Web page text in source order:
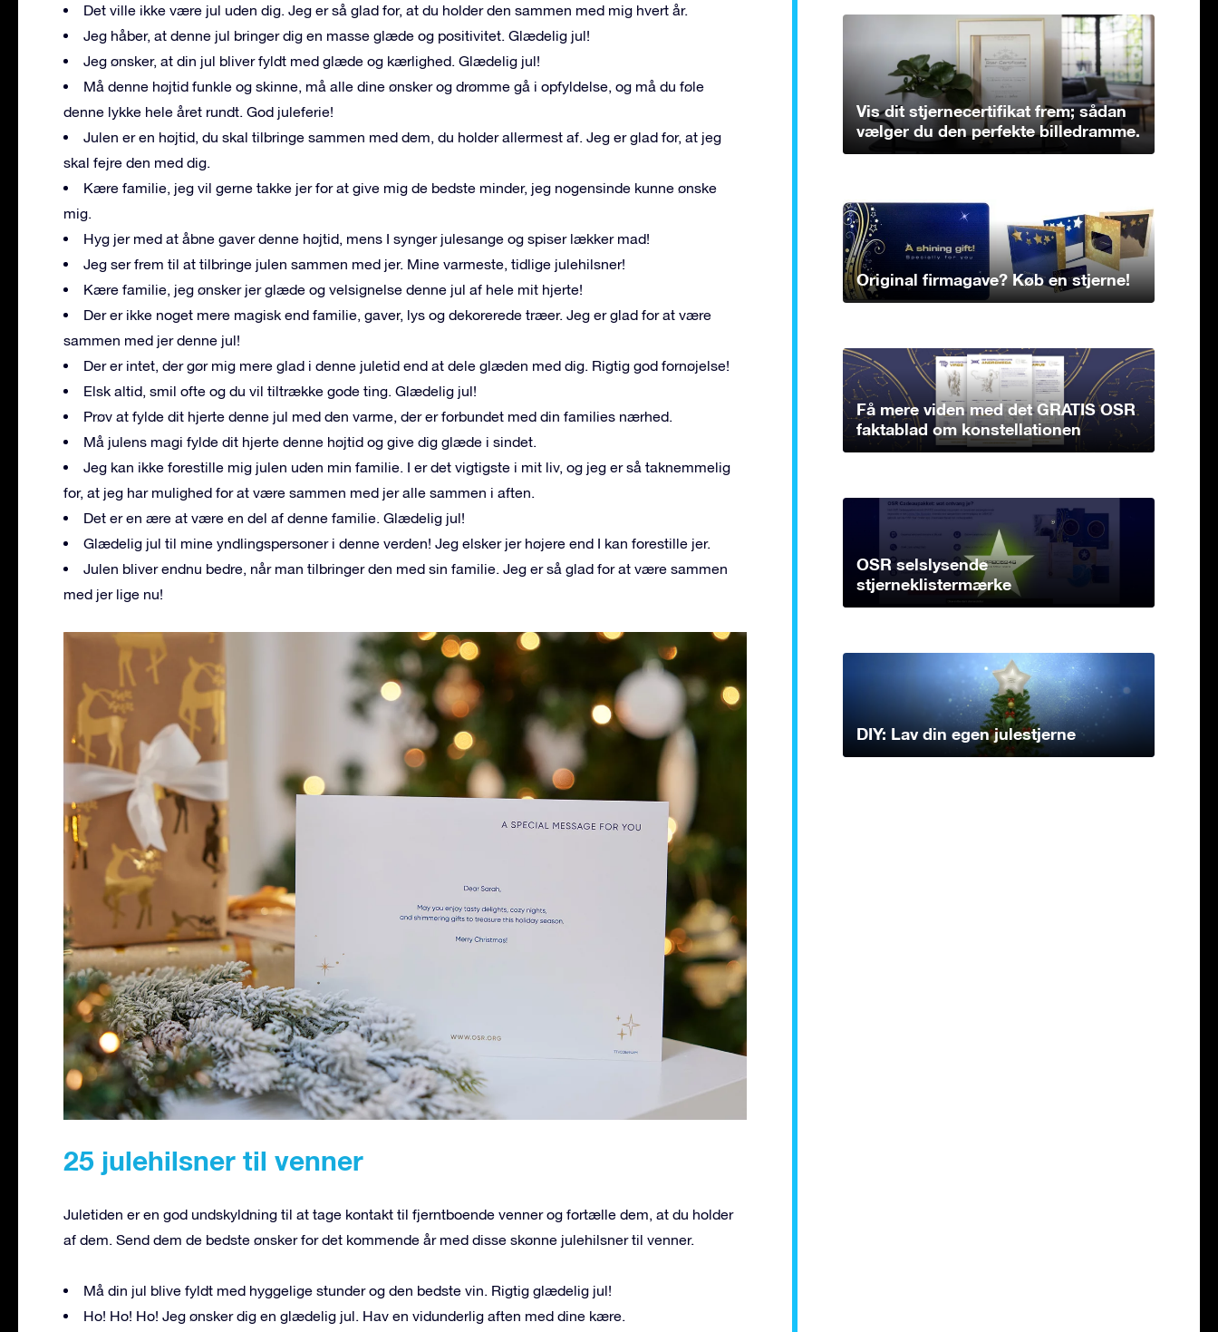
Det ville ikke være jul uden dig. Jeg er så glad for, at du holder den sammen med mig hvert år.
Jeg håber, at denne jul bringer dig en masse glæde og positivitet. Glædelig jul!
Jeg ønsker, at din jul bliver fyldt med glæde og kærlighed. Glædelig jul!
Må denne højtid funkle og skinne, må alle dine ønsker og drømme gå i opfyldelse, og må du føle
denne lykke hele året rundt. God juleferie!
Julen er en højtid, du skal tilbringe sammen med dem, du holder allermest af. Jeg er glad for, at jeg
skal fejre den med dig.
Kære familie, jeg vil gerne takke jer for at give mig de bedste minder, jeg nogensinde kunne ønske
mig.
Hyg jer med at åbne gaver denne højtid, mens I synger julesange og spiser lækker mad!
Jeg ser frem til at tilbringe julen sammen med jer. Mine varmeste, tidlige julehilsner!
Kære familie, jeg ønsker jer glæde og velsignelse denne jul af hele mit hjerte!
Der er ikke noget mere magisk end familie, gaver, lys og dekorerede træer. Jeg er glad for at være
sammen med jer denne jul!
Der er intet, der gør mig mere glad i denne juletid end at dele glæden med dig. Rigtig god fornøjelse!
Elsk altid, smil ofte og du vil tiltrække gode ting. Glædelig jul!
Prøv at fylde dit hjerte denne jul med den varme, der er forbundet med din families nærhed.
Må julens magi fylde dit hjerte denne højtid og give dig glæde i sindet.
Jeg kan ikke forestille mig julen uden min familie. I er det vigtigste i mit liv, og jeg er så taknemmelig
for, at jeg har mulighed for at være sammen med jer alle sammen i aften.
Det er en ære at være en del af denne familie. Glædelig jul!
Glædelig jul til mine yndlingspersoner i denne verden! Jeg elsker jer højere end I kan forestille jer.
Julen bliver endnu bedre, når man tilbringer den med sin familie. Jeg er så glad for at være sammen
med jer lige nu!
25 julehilsner til venner
Juletiden er en god undskyldning til at tage kontakt til fjerntboende venner og fortælle dem, at du holder
af dem. Send dem de bedste ønsker for det kommende år med disse skønne julehilsner til venner.
Må din jul blive fyldt med hyggelige stunder og den bedste vin. Rigtig glædelig jul!
Ho! Ho! Ho! Jeg ønsker dig en glædelig jul. Hav en vidunderlig aften med dine kære.
Vis dit stjernecertifikat frem; sådan
vælger du den perfekte billedramme.
Original firmagave? Køb en stjerne!
Få mere viden med det GRATIS OSR
faktablad om konstellationen
OSR selslysende
stjerneklistermærke
DIY: Lav din egen julestjerne